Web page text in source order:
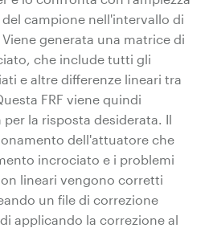
campione nell'intervallo di
generata una matrice di
che include tutti gli
e altre differenze lineari tra
FRF viene quindi
la risposta desiderata. Il
dell'attuatore che
incrociato e i problemi
lineari vengono corretti
un file di correzione
applicando la correzione al